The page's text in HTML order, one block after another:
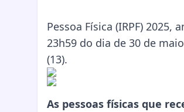
Pessoa Física (IRPF)
23h59 do dia de 30 de
(13).
As pessoas físicas que